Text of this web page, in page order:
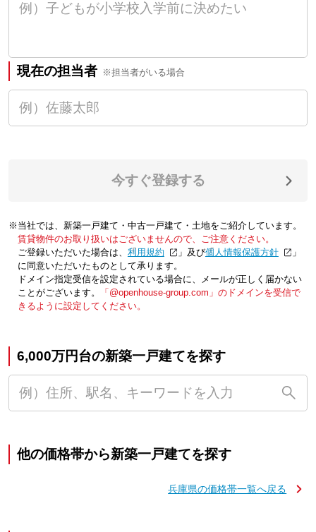
現在の担当者 ※担当者がいる場合
今すぐ登録する
※当社では、新築一戸建て・中古一戸建て・土地をご紹介しています。
賃貸物件のお取り扱いはございませんので、ご注意ください。
ご登録いただいた場合は、「利用規約 」及び「個人情報保護方針
」
に同意いただいたものとして承ります。
ドメイン指定受信を設定されている場合に、メールが正しく届かない
ことがございます。
「@openhouse-group.com」のドメインを受信で
きるように設定してください。
6,000万円台の新築一戸建てを探す
他の価格帯から新築一戸建てを探す
兵庫県の価格帯一覧へ戻る